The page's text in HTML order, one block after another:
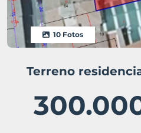
10 Fotos
Terreno